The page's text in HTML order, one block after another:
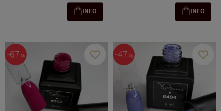
INFO INFO
67 % Gem som favorit
47 % Gem